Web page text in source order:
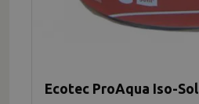
Ecotec ProAqua Iso-Sol